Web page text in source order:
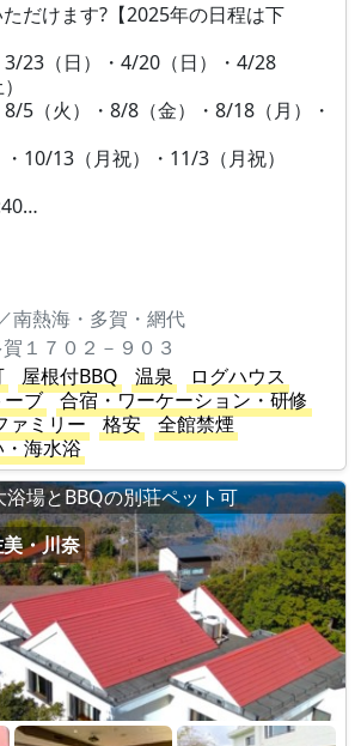
だけます?【2025年の日程は下
23（日）・4/20（日）・4/28
5（火）・8/8（金）・8/18（月）・
10/13（月祝）・11/3（月祝）
南熱海・多賀・網代
１７０２－９０３
屋根付BBQ 温泉
ログハウス
ブ
合宿・ワーケーション・研修
ァミリー 格安
全館禁煙
海水浴
浴場とBBQの別荘ペット可
・川奈